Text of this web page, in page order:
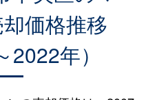
価格推移
2022年）